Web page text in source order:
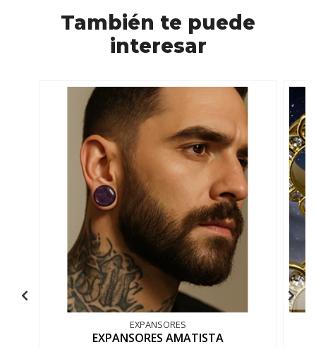
También te puede
interesar
EXPANSORES
EXPANSORES AMATISTA